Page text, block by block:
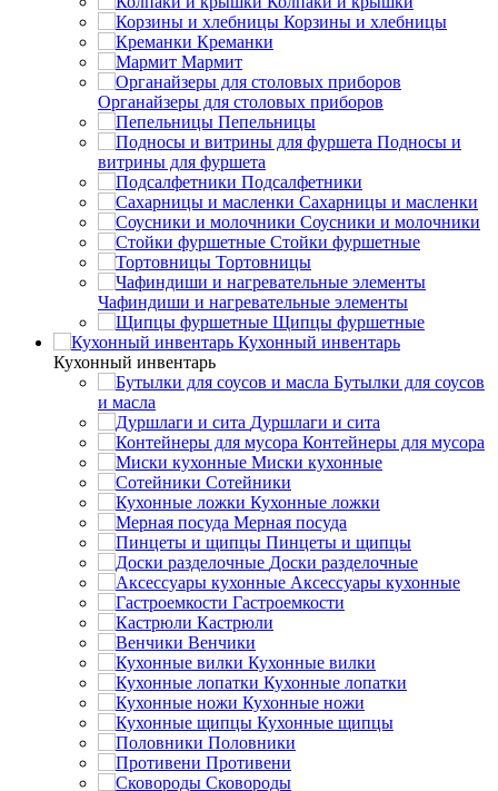
Корзины и хлебницы
Креманки
Мармит
Органайзеры для столовых приборов
Пепельницы
Подносы и
витрины для фуршета
Подсалфетники
Сахарницы и масленки
Соусники и молочники
Стойки фуршетные
Тортовницы
Чафиндиши и нагревательные элементы
Щипцы фуршетные
Кухонный инвентарь
Кухонный инвентарь
Бутылки для соусов
и масла
Дуршлаги и сита
Контейнеры для мусора
Миски кухонные
Сотейники
Кухонные ложки
Мерная посуда
Пинцеты и щипцы
Доски разделочные
Аксессуары кухонные
Гастроемкости
Кастрюли
Венчики
Кухонные вилки
Кухонные лопатки
Кухонные ножи
Кухонные щипцы
Половники
Противени
Сковороды